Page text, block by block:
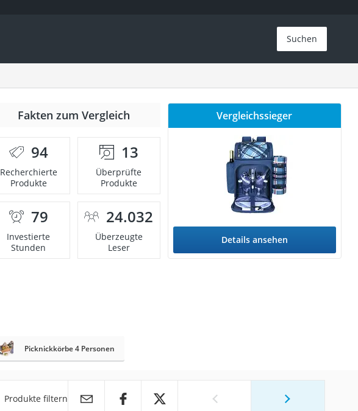
Suchen
Fakten zum Vergleich
94
Recherchierte
Produkte
13
Überprüfte
Produkte
79
Investierte
Stunden
24.032
Überzeugte
Leser
Vergleichssieger
Details ansehen
Picknickkörbe 4 Personen
Produkte filtern